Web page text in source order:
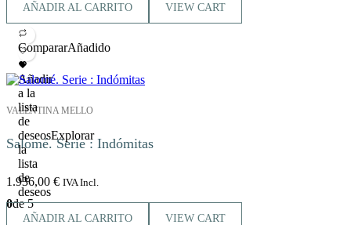
AÑADIR AL CARRITO VIEW CART
CompararAñadido
Añadir
a la
lista
de
deseosExplorar
la
lista
de
deseos
VALENTINA MELLO
Salomé. Serie : Indómitas
1.936,00 € IVA Incl.
0de 5
AÑADIR AL CARRITO VIEW CART